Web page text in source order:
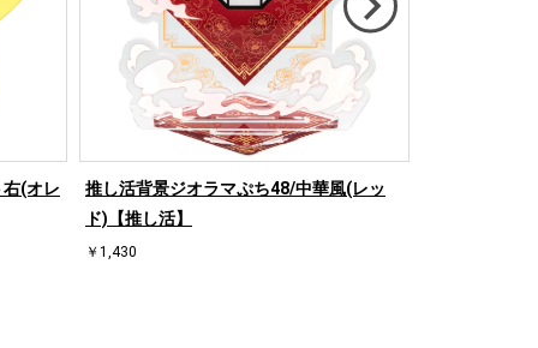
(オレ
推し活背景ジオラマぷち48/中華風(レッ
ド)【推し活】
￥1,430